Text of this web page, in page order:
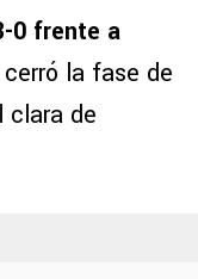
0 frente a
la fase de
clara de